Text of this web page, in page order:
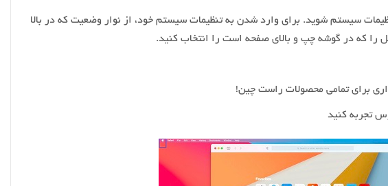
سیستم شوید. برای وارد شدن به تنظیمات سیستم خود، از نوار وضعیت که در بالا
را که در گوشه چپ و بالای صفحه است را انتخاب کنید.
تجربه کنید